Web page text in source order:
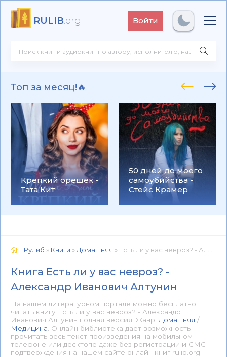
RULIB.org Войти
Топ за месяц!🔥
Крепкий орешек -
Тата Кит
50 дней до моего
самоубийства -
Стейс Крамер
Рулиб » Книги » Домашняя » Есть ли у вас невроз? - Александр Иванович Алтунин 📕 - Книга онлайн бесплатно
Книга Есть ли у вас невроз? -
Александр Иванович Алтунин
На нашем литературном портале можно бесплатно
читать книгу Есть ли у вас невроз? - Александр
Иванович Алтунин полная версия. Жанр: Домашняя /
Медицина . Онлайн библиотека дает возможность
прочитать весь текст произведения на мобильном
телефоне или десктопе даже без регистрации и СМС
подтверждения на нашем сайте онлайн книг rulib.org.